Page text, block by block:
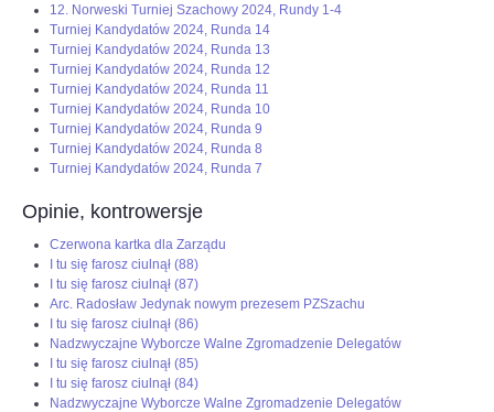
12. Norweski Turniej Szachowy 2024, Rundy 1-4
Turniej Kandydatów 2024, Runda 14
Turniej Kandydatów 2024, Runda 13
Turniej Kandydatów 2024, Runda 12
Turniej Kandydatów 2024, Runda 11
Turniej Kandydatów 2024, Runda 10
Turniej Kandydatów 2024, Runda 9
Turniej Kandydatów 2024, Runda 8
Turniej Kandydatów 2024, Runda 7
Opinie, kontrowersje
Czerwona kartka dla Zarządu
I tu się farosz ciulnął (88)
I tu się farosz ciulnął (87)
Arc. Radosław Jedynak nowym prezesem PZSzachu
I tu się farosz ciulnął (86)
Nadzwyczajne Wyborcze Walne Zgromadzenie Delegatów
I tu się farosz ciulnął (85)
I tu się farosz ciulnął (84)
Nadzwyczajne Wyborcze Walne Zgromadzenie Delegatów